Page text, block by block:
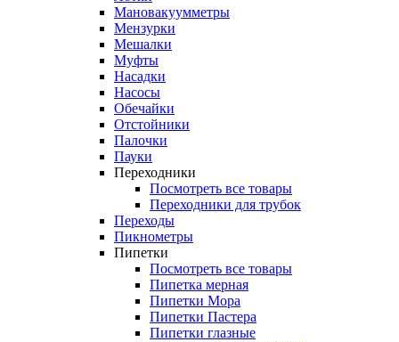
Мановакуумметры
Мензурки
Мешалки
Муфты
Насадки
Насосы
Обечайки
Отстойники
Палочки
Пауки
Переходники
Посмотреть все товары
Переходники для трубок
Переходы
Пикнометры
Пипетки
Посмотреть все товары
Пипетка мерная
Пипетки Мора
Пипетки Пастера
Пипетки глазные